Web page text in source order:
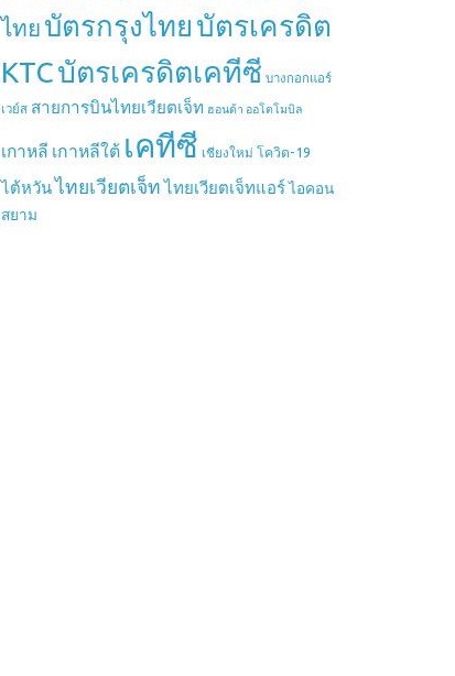
ไทย บัตรกรุงไทย บัตรเครดิต
KTCบัตรเครดิตเคทีซี บางกอกแอร์
เวย์ส สายการบินไทยเวียตเจ็ท ฮอนด้า ออโตโมบิล
เกาหลี เกาหลีใต้ เคทีซี เชียงใหม่ โควิด-19
ไต้หวันไทยเวียตเจ็ท ไทยเวียตเจ็ทแอร์ไอคอน
สยาม